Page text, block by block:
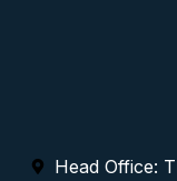
Head Office: